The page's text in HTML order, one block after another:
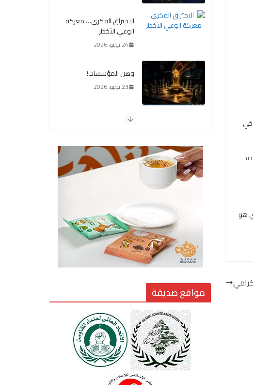
: حسنا لو فعلنا ١ وشاركنا في
الجديد
هو
الاختراق الفكري… معركة
الوعي الأخطر
24 يوليو، 2026
وهن المؤسسات!
23 يوليو، 2026
يومَ يَفيضُ العَرَقُ
الوضع اليوم في الشرق
الأوسط
الفتن
6 أغسطس، 2026
مواقع صديقة